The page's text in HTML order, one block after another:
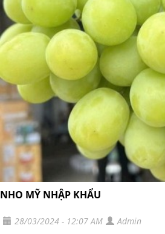
NHO MỸ NHẬP KHẨU
28/03/2024 - 12:07 AM
Admin